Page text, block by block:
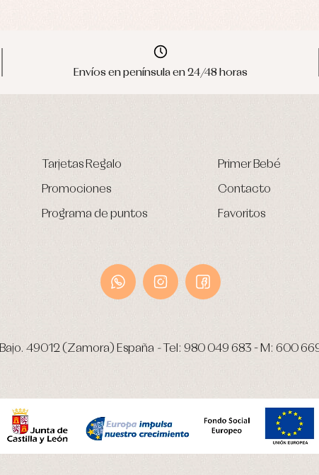
Envíos en península en 24/48 horas
Tarjetas Regalo
Promociones
Programa de puntos
Primer Bebé
Contacto
Favoritos
49012 (Zamora) España -Tel: 980 049 683 - M: 600